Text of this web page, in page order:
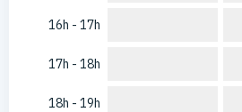
16h - 17h
17h - 18h
18h - 19h